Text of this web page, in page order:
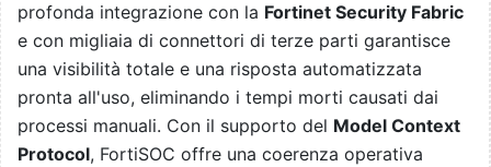
profonda integrazione con la Fortinet Security Fabric
e con migliaia di connettori di terze parti garantisce
una visibilità totale e una risposta automatizzata
pronta all'uso, eliminando i tempi morti causati dai
processi manuali. Con il supporto del Model Context
Protocol, FortiSOC offre una coerenza operativa